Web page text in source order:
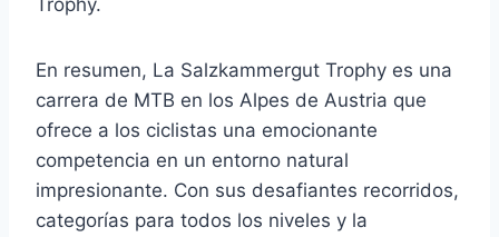
En resumen, La Salzkammergut Trophy es una
carrera de MTB en los Alpes de Austria que
ofrece a los ciclistas una emocionante
competencia en un entorno natural
impresionante. Con sus desafiantes recorridos,
categorías para todos los niveles y la